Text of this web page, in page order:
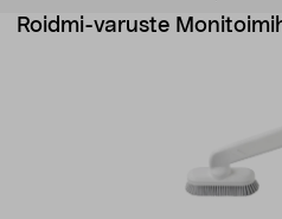
Roidmi-varuste